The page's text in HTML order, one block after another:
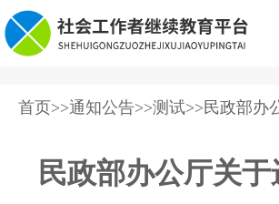
首页>>通知公告>>测试>>民政部办
民政部办公厅关